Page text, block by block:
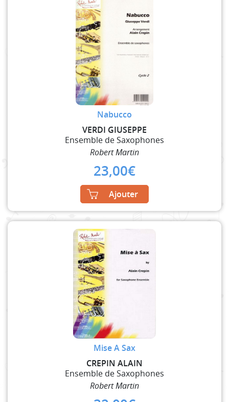
Nabucco
VERDI GIUSEPPE
Ensemble de Saxophones
Robert Martin
23,00€
Ajouter
Mise A Sax
CREPIN ALAIN
Ensemble de Saxophones
Robert Martin